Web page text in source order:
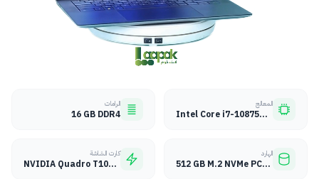
المعالج
Intel Core i7-10875H 10th Gen
الرامات
16 GB DDR4
الهارد
512 GB M.2 NVMe PCIe SSD
كارت الشاشة
NVIDIA Quadro T1000 4GB GDDR6